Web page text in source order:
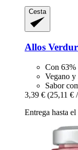
Cesta
Allos
Con 63%
Vegano y
Sabor
3,39 € (25,11 €
Entrega hasta